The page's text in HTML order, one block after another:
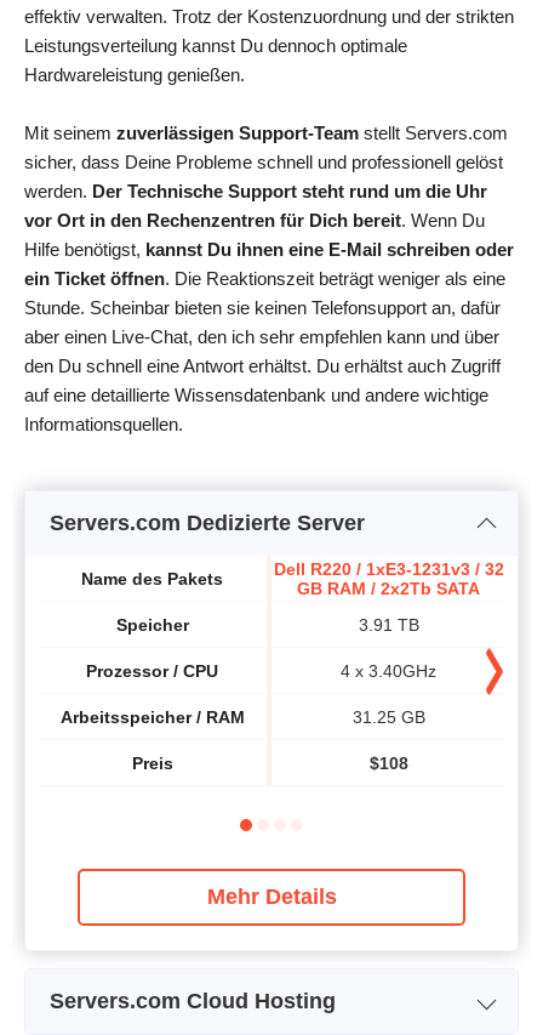
effektiv verwalten. Trotz der Kostenzuordnung und der strikten
Leistungsverteilung kannst Du dennoch optimale
Hardwareleistung genießen.
Mit seinem zuverlässigen Support-Team stellt Servers.com
sicher, dass Deine Probleme schnell und professionell gelöst
werden. Der Technische Support steht rund um die Uhr
vor Ort in den Rechenzentren für Dich bereit. Wenn Du
Hilfe benötigst, kannst Du ihnen eine E-Mail schreiben oder
ein Ticket öffnen. Die Reaktionszeit beträgt weniger als eine
Stunde. Scheinbar bieten sie keinen Telefonsupport an, dafür
aber einen Live-Chat, den ich sehr empfehlen kann und über
den Du schnell eine Antwort erhältst. Du erhältst auch Zugriff
auf eine detaillierte Wissensdatenbank und andere wichtige
Informationsquellen.
Servers.com Dedizierte Server
Name des Pakets
Speicher
Prozessor / CPU
Arbeitsspeicher / RAM
Preis
Dell R220 / 1xE3-1231v3 / 32
GB RAM / 2x2Tb SATA
3.91 TB
4 x 3.40GHz
31.25 GB
$108
Mehr Details
Servers.com Cloud Hosting